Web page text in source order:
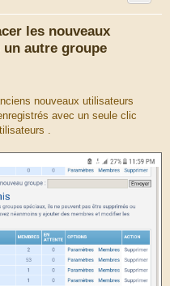
les nouveaux
autre groupe
nouveaux utilisateurs
avec un seule clic
.